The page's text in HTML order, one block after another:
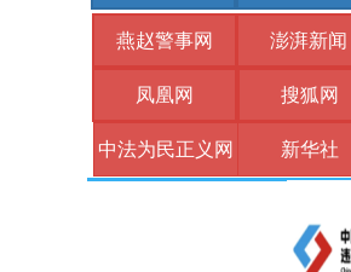
中法为民正义网 新华社
凤凰网 搜狐网
燕赵警事网 澎湃新闻